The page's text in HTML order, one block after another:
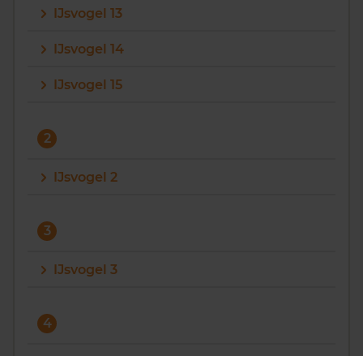
088 220 4200
Maandag t/m vrijdag - 08:00 -18:00
IJsvogel 13
IJsvogel 14
IJsvogel 15
2
IJsvogel 2
3
IJsvogel 3
4